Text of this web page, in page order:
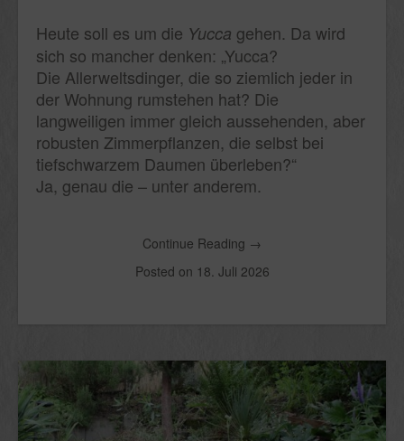
Heute soll es um die Yucca gehen. Da wird
sich so mancher denken: „Yucca?
Die Allerweltsdinger, die so ziemlich jeder in
der Wohnung rumstehen hat? Die
langweiligen immer gleich aussehenden, aber
robusten Zimmerpflanzen, die selbst bei
tiefschwarzem Daumen überleben?“
Ja, genau die – unter anderem.
Continue Reading →
Posted on 18. Juli 2026